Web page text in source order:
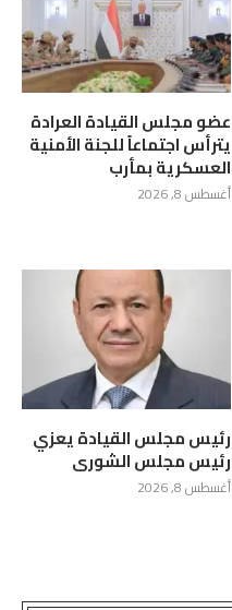
عضو مجلس القيادة العرادة
يترأس اجتماعاً للجنة الأمنية
العسكرية بمأرب
أغسطس 8, 2026
رئيس مجلس القيادة يعزي
رئيس مجلس الشورى
أغسطس 8, 2026